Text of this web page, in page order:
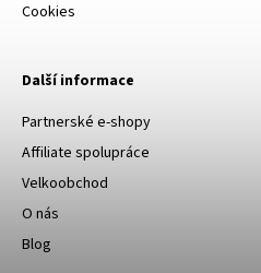
Cookies
Další informace
Partnerské e-shopy
Affiliate spolupráce
Velkoobchod
O nás
Blog